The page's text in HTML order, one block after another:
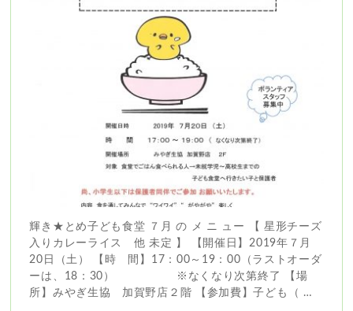
輝き★とめ子ども食堂 ７月 の メ ニ ュー 【 星形チーズ
入りカレーライス 他 未定 】 【開催日】2019年７月
20日（土） 【時 間】17：00～19：00（ラストオーダ
ーは、18：30） ※なくなり次第終了 【場
所】みやぎ生協 加賀野店２階 【参加費】子ども（ …